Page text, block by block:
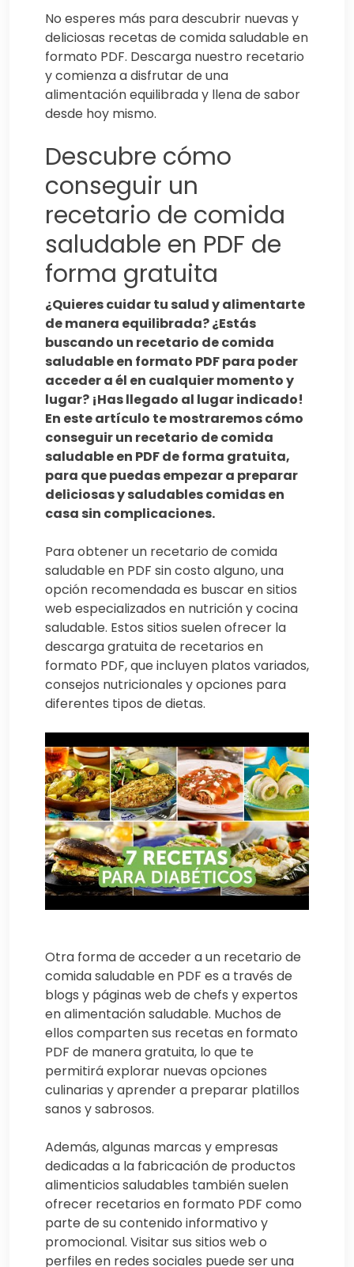
No esperes más para descubrir nuevas y
deliciosas recetas de comida saludable en
formato PDF. Descarga nuestro recetario
y comienza a disfrutar de una
alimentación equilibrada y llena de sabor
desde hoy mismo.
Descubre cómo
conseguir un
recetario de comida
saludable en PDF de
forma gratuita
¿Quieres cuidar tu salud y alimentarte
de manera equilibrada? ¿Estás
buscando un recetario de comida
saludable en formato PDF para poder
acceder a él en cualquier momento y
lugar? ¡Has llegado al lugar indicado!
En este artículo te mostraremos cómo
conseguir un recetario de comida
saludable en PDF de forma gratuita,
para que puedas empezar a preparar
deliciosas y saludables comidas en
casa sin complicaciones.
Para obtener un recetario de comida
saludable en PDF sin costo alguno, una
opción recomendada es buscar en sitios
web especializados en nutrición y cocina
saludable. Estos sitios suelen ofrecer la
descarga gratuita de recetarios en
formato PDF, que incluyen platos variados,
consejos nutricionales y opciones para
diferentes tipos de dietas.
Otra forma de acceder a un recetario de
comida saludable en PDF es a través de
blogs y páginas web de chefs y expertos
en alimentación saludable. Muchos de
ellos comparten sus recetas en formato
PDF de manera gratuita, lo que te
permitirá explorar nuevas opciones
culinarias y aprender a preparar platillos
sanos y sabrosos.
Además, algunas marcas y empresas
dedicadas a la fabricación de productos
alimenticios saludables también suelen
ofrecer recetarios en formato PDF como
parte de su contenido informativo y
promocional. Visitar sus sitios web o
perfiles en redes sociales puede ser una